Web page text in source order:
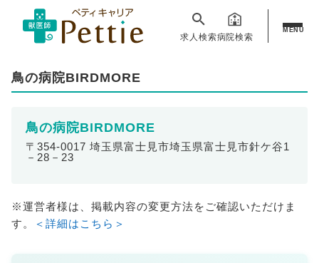
求人検索病院検索
MENU
鳥の病院BIRDMORE
鳥の病院BIRDMORE
〒354-0017 埼玉県富士見市埼玉県富士見市針ケ谷1
－28－23
※運営者様は、掲載内容の変更方法をご確認いただけま
す。
＜詳細はこちら＞